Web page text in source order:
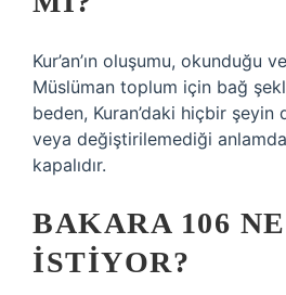
Kur’an’ın oluşumu, okunduğu
Müslüman toplum için bağ
beden, Kuran’daki hiçbir
veya değiştirilemediği
kapalıdır.
BAKARA 106
ISTIYOR?